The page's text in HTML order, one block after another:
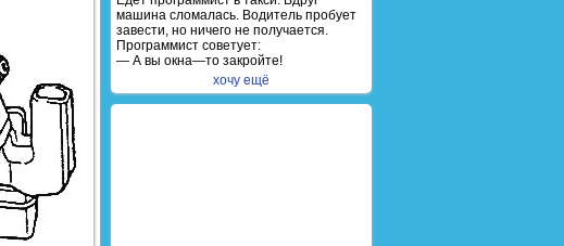
машина сломалась. Водитель пробует
завести, но ничего не получается.
Программист советует:
— А вы окна—то закройте!
хочу ещё